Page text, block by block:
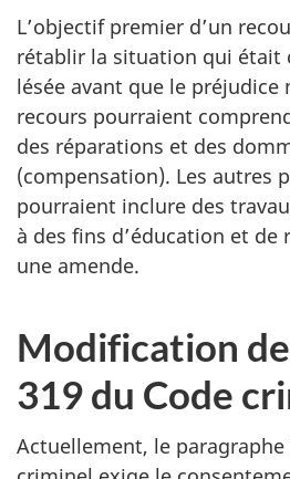
L’objectif premier d’un
rétablir la situation qui était
lésée avant que le préjudice
recours pourraient
des réparations et des
(compensation). Les autres
pourraient inclure des
à des fins d’éducation et
une amende.
Modification
319 du Code
Actuellement, le paragraphe